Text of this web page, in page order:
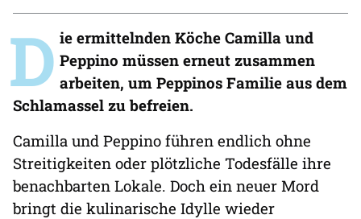
D ie ermittelnden Köche Camilla und
Peppino müssen erneut zusammen
arbeiten, um Peppinos Familie aus dem
Schlamassel zu befreien.
Camilla und Peppino führen endlich ohne
Streitigkeiten oder plötzliche Todesfälle ihre
benachbarten Lokale. Doch ein neuer Mord
bringt die kulinarische Idylle wieder